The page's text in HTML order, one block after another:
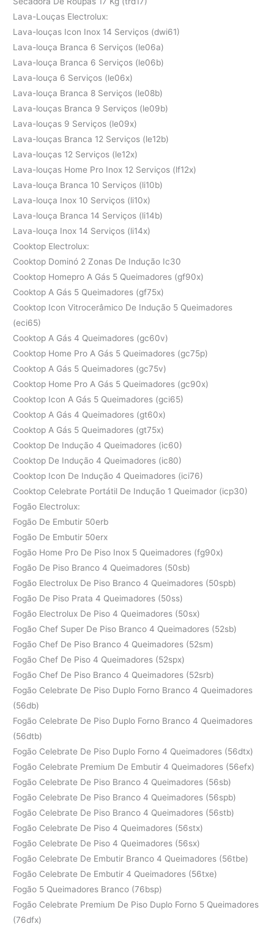
Lava-Louças Electrolux:
Lava-louças Icon Inox 14 Serviços (dwi61)
Lava-louça Branca 6 Serviços (le06a)
Lava-louça Branca 6 Serviços (le06b)
Lava-louça 6 Serviços (le06x)
Lava-louça Branca 8 Serviços (le08b)
Lava-louças Branca 9 Serviços (le09b)
Lava-louças 9 Serviços (le09x)
Lava-louças Branca 12 Serviços (le12b)
Lava-louças 12 Serviços (le12x)
Lava-louças Home Pro Inox 12 Serviços (lf12x)
Lava-louça Branca 10 Serviços (li10b)
Lava-louça Inox 10 Serviços (li10x)
Lava-louça Branca 14 Serviços (li14b)
Lava-louça Inox 14 Serviços (li14x)
Cooktop Electrolux:
Cooktop Dominó 2 Zonas De Indução Ic30
Cooktop Homepro A Gás 5 Queimadores (gf90x)
Cooktop A Gás 5 Queimadores (gf75x)
Cooktop Icon Vitrocerâmico De Indução 5 Queimadores
(eci65)
Cooktop A Gás 4 Queimadores (gc60v)
Cooktop Home Pro A Gás 5 Queimadores (gc75p)
Cooktop A Gás 5 Queimadores (gc75v)
Cooktop Home Pro A Gás 5 Queimadores (gc90x)
Cooktop Icon A Gás 5 Queimadores (gci65)
Cooktop A Gás 4 Queimadores (gt60x)
Cooktop A Gás 5 Queimadores (gt75x)
Cooktop De Indução 4 Queimadores (ic60)
Cooktop De Indução 4 Queimadores (ic80)
Cooktop Icon De Indução 4 Queimadores (ici76)
Cooktop Celebrate Portátil De Indução 1 Queimador (icp30)
Fogão Electrolux:
Fogão De Embutir 50erb
Fogão De Embutir 50erx
Fogão Home Pro De Piso Inox 5 Queimadores (fg90x)
Fogão De Piso Branco 4 Queimadores (50sb)
Fogão Electrolux De Piso Branco 4 Queimadores (50spb)
Fogão De Piso Prata 4 Queimadores (50ss)
Fogão Electrolux De Piso 4 Queimadores (50sx)
Fogão Chef Super De Piso Branco 4 Queimadores (52sb)
Fogão Chef De Piso Branco 4 Queimadores (52sm)
Fogão Chef De Piso 4 Queimadores (52spx)
Fogão Chef De Piso Branco 4 Queimadores (52srb)
Fogão Celebrate De Piso Duplo Forno Branco 4 Queimadores
(56db)
Fogão Celebrate De Piso Duplo Forno Branco 4 Queimadores
(56dtb)
Fogão Celebrate De Piso Duplo Forno 4 Queimadores (56dtx)
Fogão Celebrate Premium De Embutir 4 Queimadores (56efx)
Fogão Celebrate De Piso Branco 4 Queimadores (56sb)
Fogão Celebrate De Piso Branco 4 Queimadores (56spb)
Fogão Celebrate De Piso Branco 4 Queimadores (56stb)
Fogão Celebrate De Piso 4 Queimadores (56stx)
Fogão Celebrate De Piso 4 Queimadores (56sx)
Fogão Celebrate De Embutir Branco 4 Queimadores (56tbe)
Fogão Celebrate De Embutir 4 Queimadores (56txe)
Fogão 5 Queimadores Branco (76bsp)
Fogão Celebrate Premium De Piso Duplo Forno 5 Queimadores
(76dfx)